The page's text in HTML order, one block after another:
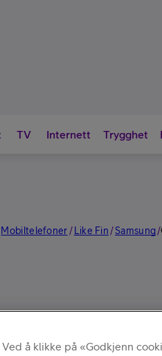
TV Internett Trygghet
Mobiltelefoner / Like Fin /Samsung/
Ved å klikke på «Godkjenn